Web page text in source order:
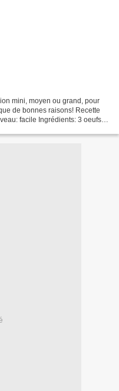
mini, moyen ou grand, pour
de bonnes raisons! Recette
facile Ingrédients: 3 oeufs